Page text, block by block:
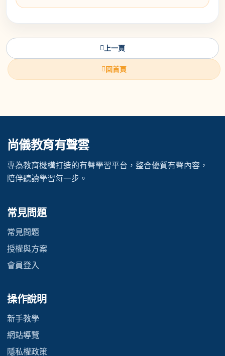
上一頁
回首頁
尚儀教育有聲雲
專為教育機構打造的有聲學習平台，整合優質有聲內容，
陪伴聽讀學習每一步。
常見問題
常見問題
授權與方案
會員登入
操作說明
新手教學
網站導覽
隱私權政策